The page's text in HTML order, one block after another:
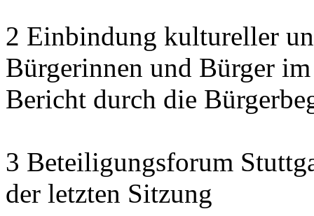
2 Einbindung kultureller
Bürgerinnen und Bürger
Bericht durch die
3 Beteiligungsforum
der letzten Sitzung